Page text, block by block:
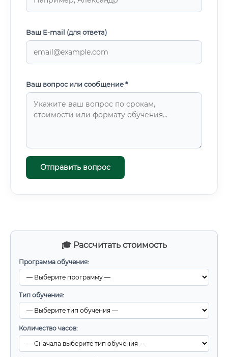
🎓 Рассчитать стоимость
Программа обучения:
Тип обучения:
Количество часов:
Ваш E-mail (для ответа)
Ваш вопрос или сообщение *
Отправить вопрос